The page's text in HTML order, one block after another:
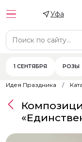
Уфа
1 СЕНТЯБРЯ РОЗЫ
Идея Праздника